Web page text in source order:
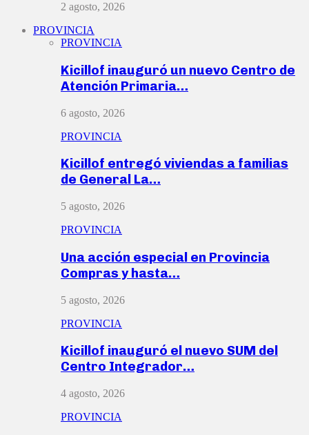
2 agosto, 2026
PROVINCIA
PROVINCIA
Kicillof inauguró un nuevo Centro de
Atención Primaria…
6 agosto, 2026
PROVINCIA
Kicillof entregó viviendas a familias
de General La…
5 agosto, 2026
PROVINCIA
Una acción especial en Provincia
Compras y hasta…
5 agosto, 2026
PROVINCIA
Kicillof inauguró el nuevo SUM del
Centro Integrador…
4 agosto, 2026
PROVINCIA